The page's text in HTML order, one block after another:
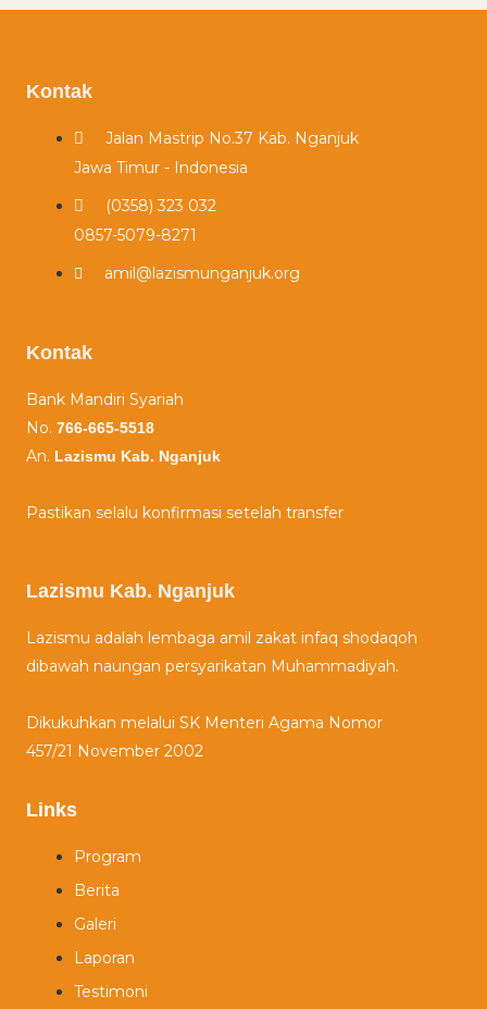
Kontak
Jalan Mastrip No.37 Kab. Nganjuk
Jawa Timur - Indonesia
(0358) 323 032​
0857-5079-8271
amil@lazismunganjuk.org
Kontak
Bank Mandiri Syariah
No. 766-665-5518
An. Lazismu Kab. Nganjuk
Pastikan selalu konfirmasi setelah transfer
Lazismu Kab. Nganjuk
Lazismu adalah lembaga amil zakat infaq shodaqoh
dibawah naungan persyarikatan Muhammadiyah.
Dikukuhkan melalui SK Menteri Agama Nomor
457/21 November 2002
Links
Program
Berita
Galeri
Laporan
Testimoni